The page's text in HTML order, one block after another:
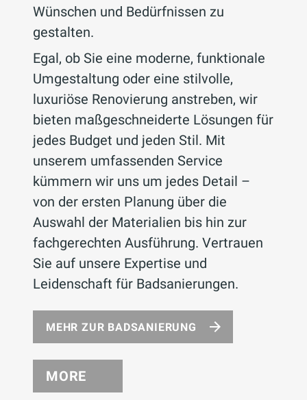
Wünschen und Bedürfnissen zu
gestalten.
Egal, ob Sie eine moderne, funktionale
Umgestaltung oder eine stilvolle,
luxuriöse Renovierung anstreben, wir
bieten maßgeschneiderte Lösungen für
jedes Budget und jeden Stil. Mit
unserem umfassenden Service
kümmern wir uns um jedes Detail –
von der ersten Planung über die
Auswahl der Materialien bis hin zur
fachgerechten Ausführung. Vertrauen
Sie auf unsere Expertise und
Leidenschaft für Badsanierungen.
MEHR ZUR BADSANIERUNG
MORE